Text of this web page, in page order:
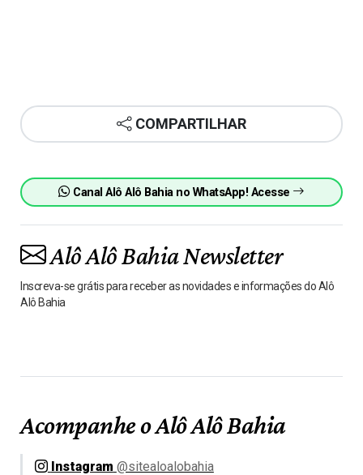
COMPARTILHAR
Canal Alô Alô Bahia no WhatsApp! Acesse
Alô Alô Bahia Newsletter
Inscreva-se grátis para receber as novidades e informações do Alô
Alô Bahia
Acompanhe o Alô Alô Bahia
Instagram @sitealoalobahia